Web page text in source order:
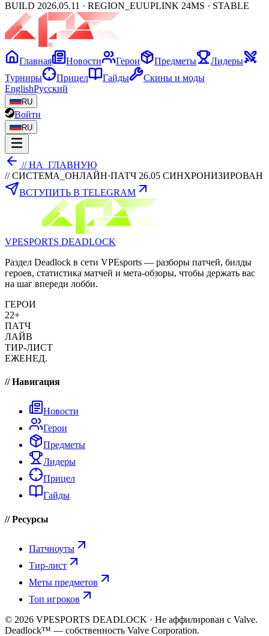
BUILD 2026.05.11 · REGION_EUUPLINK 24MS · STABLE
Главная Новости Герои Предметы
Лидеры
Турниры
Прицел Гайды
Скины и моды
EnglishРусский
RU
Войти
RU
// НА_ГЛАВНУЮ
// СИСТЕМА_ОНЛАЙН·ПАТЧ 26.05 СИНХРОНИЗИРОВАН
ВСТУПИТЬ В TELEGRAM
VPESPORTS DEADLOCK
Раздел Deadlock в сети VPEsports — разборы патчей, билды
героев, статистика матчей и мета-обзоры, чтобы держать вас
на шаг впереди лобби.
ГЕРОИ
22+
ПАТЧ
ЛАЙВ
ТИР-ЛИСТ
ЕЖЕНЕД.
// Навигация
Новости
Герои
Предметы
Лидеры
Прицел
Гайды
// Ресурсы
Патчноуты
Тир-лист
Меты предметов
Топ игроков
© 2026 VPESPORTS DEADLOCK · Не аффилирован с Valve.
Deadlock™ — собственность Valve Corporation.